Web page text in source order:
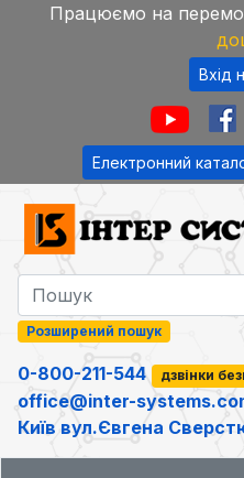
Працюємо на
Вхід
Електронний
Розширений пошук
0-800-211-544 дзвінки
office@inter-
Київ вул.Євгена